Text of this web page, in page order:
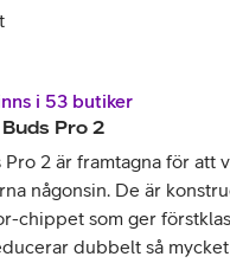
i 53 butiker
Pro 2
Pro 2 är framtagna för att
någonsin. De är
chippet som ger
dubbelt så